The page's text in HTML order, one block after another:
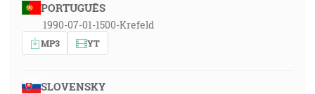
PORTUGUÊS
1990-07-01-1500-Krefeld
MP3 YT
SLOVENSKY